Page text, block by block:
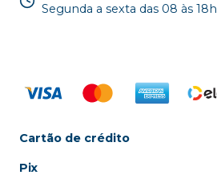
Segunda a sexta das 08 às 18h
Cartão de crédito
Pix